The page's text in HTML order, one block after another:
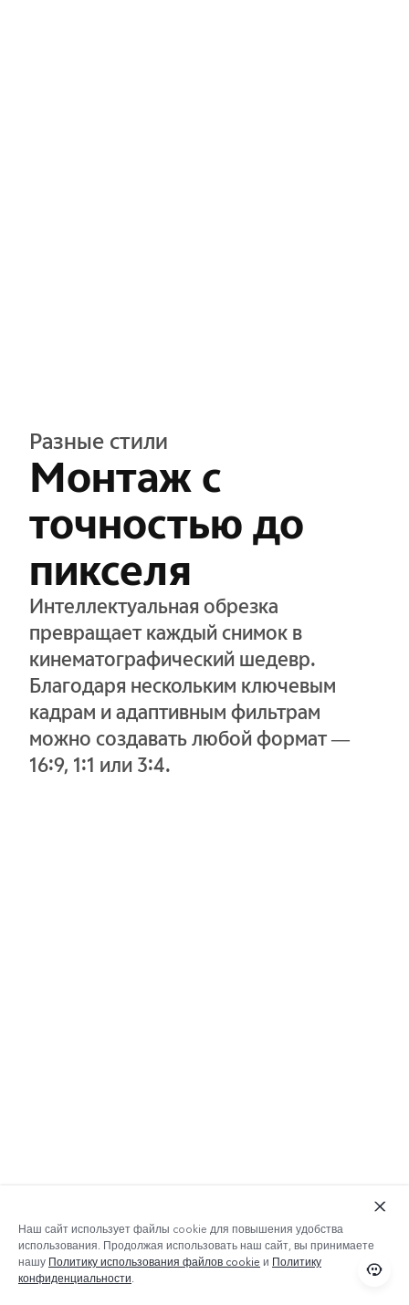
Разные стили
Монтаж с
точностью до
пикселя
Интеллектуальная обрезка
превращает каждый снимок в
кинематографический шедевр.
Благодаря нескольким ключевым
кадрам и адаптивным фильтрам
можно создавать любой формат —
16:9, 1:1 или 3:4.
Наш сайт использует файлы cookie для повышения удобства
использования. Продолжая использовать наш сайт, вы принимаете
нашу Политику использования файлов cookie и Политику
конфиденциальности.